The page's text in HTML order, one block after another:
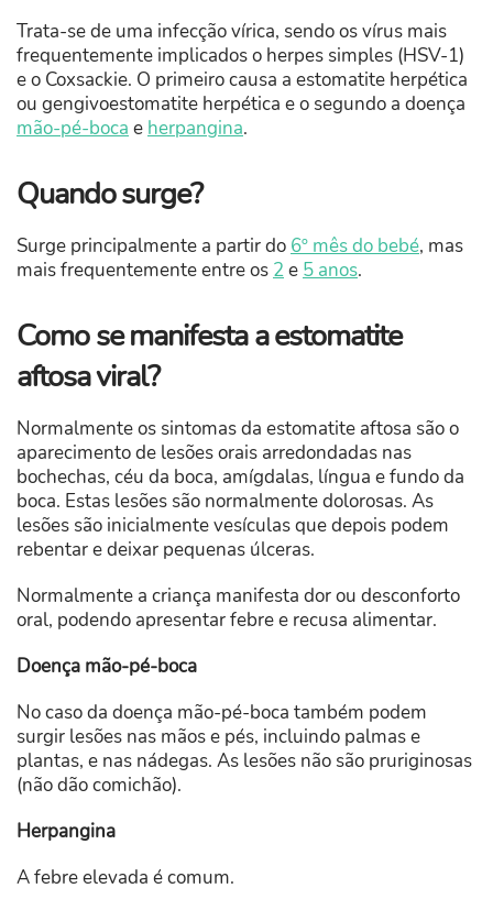
Trata-se de uma infecção vírica, sendo os vírus mais
frequentemente implicados o herpes simples (HSV-1)
e o Coxsackie. O primeiro causa a estomatite herpética
ou gengivoestomatite herpética e o segundo a doença
mão-pé-boca e herpangina.
Quando surge?
Surge principalmente a partir do 6º mês do bebé, mas
mais frequentemente entre os 2e 5 anos.
Como se manifesta a estomatite
aftosa viral?
Normalmente os sintomas da estomatite aftosa são o
aparecimento de lesões orais arredondadas nas
bochechas, céu da boca, amígdalas, língua e fundo da
boca. Estas lesões são normalmente dolorosas. As
lesões são inicialmente vesículas que depois podem
rebentar e deixar pequenas úlceras.
Normalmente a criança manifesta dor ou desconforto
oral, podendo apresentar febre e recusa alimentar.
Doença mão-pé-boca
No caso da doença mão-pé-boca também podem
surgir lesões nas mãos e pés, incluindo palmas e
plantas, e nas nádegas. As lesões não são pruriginosas
(não dão comichão).
Herpangina
A febre elevada é comum.